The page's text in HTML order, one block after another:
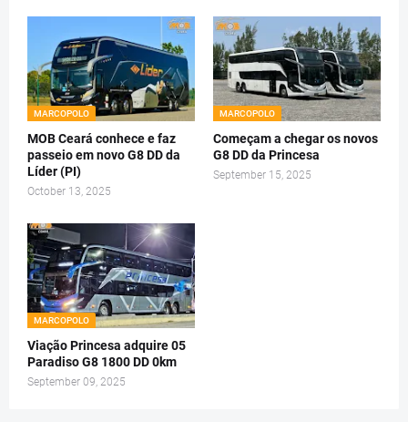
MARCOPOLO
MOB Ceará conhece e faz
passeio em novo G8 DD da
Líder (PI)
October 13, 2025
MARCOPOLO
Começam a chegar os novos
G8 DD da Princesa
September 15, 2025
MARCOPOLO
Viação Princesa adquire 05
Paradiso G8 1800 DD 0km
September 09, 2025